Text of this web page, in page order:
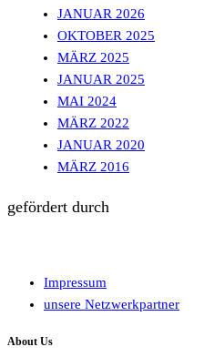
JANUAR 2026
OKTOBER 2025
MÄRZ 2025
JANUAR 2025
MAI 2024
MÄRZ 2022
JANUAR 2020
MÄRZ 2016
gefördert durch
Impressum
unsere Netzwerkpartner
About Us